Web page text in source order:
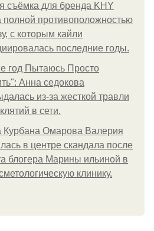
съёмка для бренда KHY
полной противоположностью
с которым кайли
последние годы.
год Пытаюсь Просто
Анна седокова
из-за жесткой травли
в сети.
Омарова Валерия
в центре скандала после
блогера Марины ильиной в
клинику.